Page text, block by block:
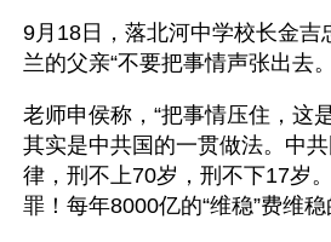
9月18日，落北河中学校长金吉
兰的父亲“不要把事情声张出去
老师申侯称，“把事情压住，这
其实是中共国的一贯做法。中
律，刑不上70岁，刑不下17岁
罪！每年8000亿的“维稳”费维